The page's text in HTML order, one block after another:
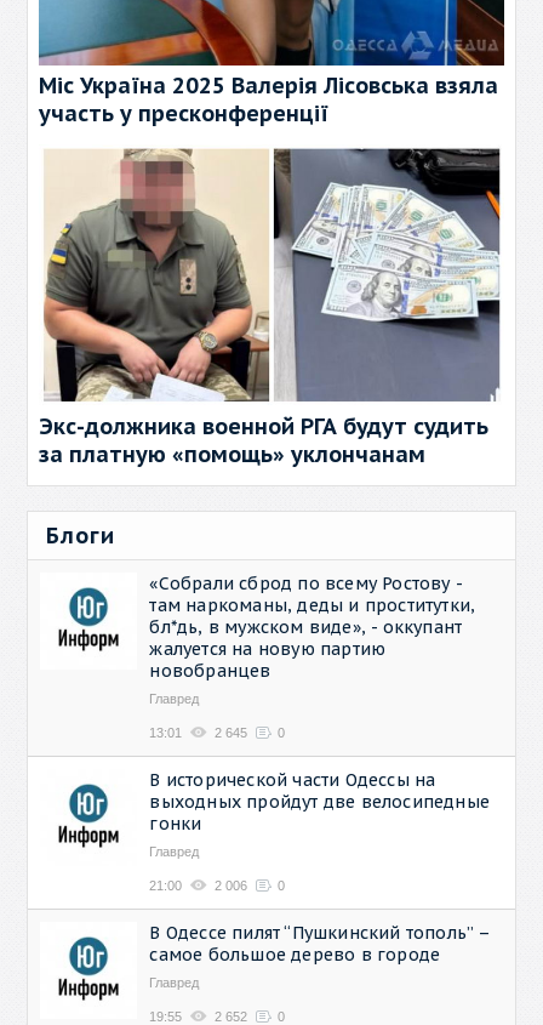
Міс Україна 2025 Валерія Лісовська взяла
участь у пресконференції
Экс-должника военной РГА будут судить
за платную «помощь» уклончанам
Блоги
«Собрали сброд по всему Ростову -
там наркоманы, деды и проститутки,
бл*дь, в мужском виде», - оккупант
жалуется на новую партию
новобранцев
Главред
13:01 2 645 0
В исторической части Одессы на
выходных пройдут две велосипедные
гонки
Главред
21:00 2 006 0
В Одессе пилят “Пушкинский тополь” –
самое большое дерево в городе
Главред
19:55 2 652 0